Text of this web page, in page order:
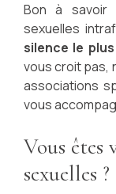
Bon à savoir
sexuelles
silence le
vous croit pas,
associations
vous
Vous êtes
sexuelles ?